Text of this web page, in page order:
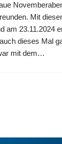
Mit
am 23.11.2024
dieses Mal
mit dem…